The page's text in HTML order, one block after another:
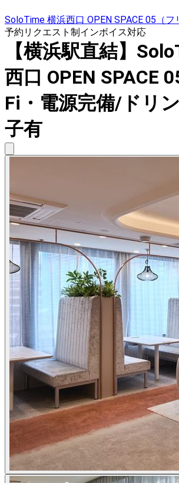
SoloTime 横浜西口 OPEN SPACE 05（フ
予約リクエスト制インボイス対応
【横浜駅直結】
西口 OPEN SPACE
Fi・電源完備/ドリ
子有